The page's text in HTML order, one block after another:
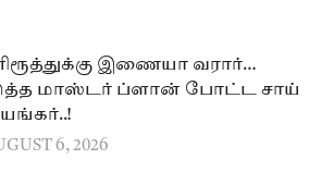
இணையா வரார்…
மாஸ்டர் ப்ளான் போட்ட சாய்
6, 2026